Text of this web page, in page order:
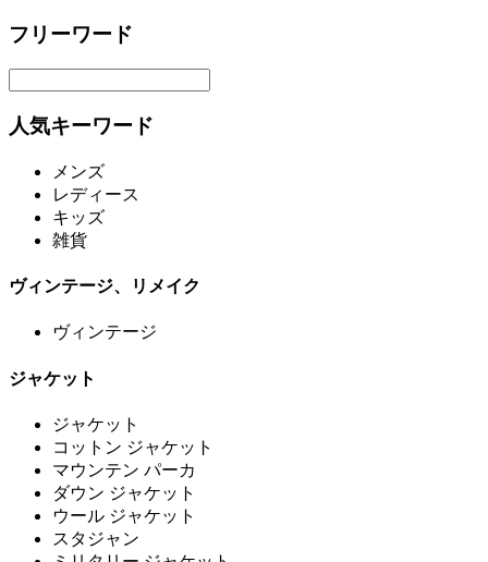
フリーワード
人気キーワード
メンズ
レディース
キッズ
雑貨
ヴィンテージ、リメイク
ヴィンテージ
ジャケット
ジャケット
コットン ジャケット
マウンテン パーカ
ダウン ジャケット
ウール ジャケット
スタジャン